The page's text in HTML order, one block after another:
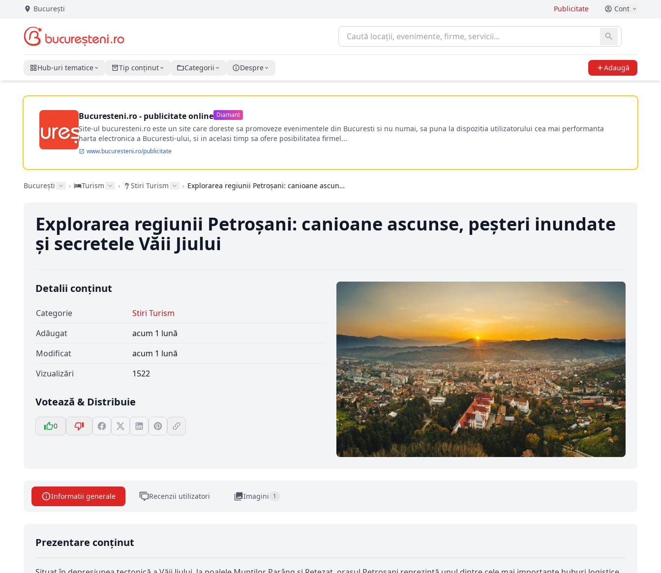
București Publicitate Cont
Hub-uri tematice Tip conținut Categorii Despre Adaugă
Bucuresteni.ro - publicitate online Diamant
Site-ul bucuresteni.ro este un site care doreste sa promoveze evenimentele din Bucuresti si nu numai, sa puna la dispozitia utilizatorului cea mai performanta
harta electronica a Bucuresti-ului, si in acelasi timp sa ofere posibilitatea firmel...
www.bucuresteni.ro/publicitate
București › Turism › Stiri Turism › Explorarea regiunii Petroșani: canioane ascunse, peșteri inundate și secretele Văii Jiului
Explorarea regiunii Petroșani: canioane ascunse, peșteri inundate
și secretele Văii Jiului
Detalii conținut
Categorie
Stiri Turism
Adăugat
acum 1 lună
Modificat
acum 1 lună
Vizualizări
1522
Votează & Distribuie
0
Informatii generale Recenzii utilizatori Imagini 1
Prezentare conținut